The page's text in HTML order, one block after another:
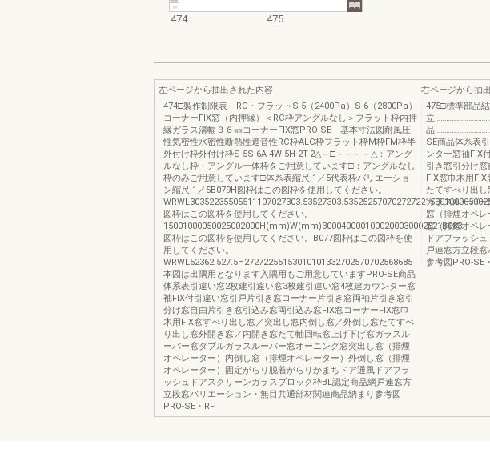
474 475
左ページから抽出された内容
474□製作制限表 RC・フラットS-5（2400Pa）S-6（2800Pa）
コーナーFIX窓（内押縁）＜RC枠アングルなし＞フラット枠内押
縁ガラス溝幅３６㎜コーナーFIX窓PRO-SE 基本寸法図耐風圧
性気密性水密性断熱性遮音性RC枠ALC枠フラット枠M枠FM枠半
外付け枠外付け枠S-5S-6A-4W-5H-2T-2△－□－－－－△：アング
ルなし枠・アングル一体枠をご用意しています□：アングルなし
枠のみご用意しています□体系表縮尺:1／5代表枠バリエーショ
ン縮尺:1／5B079H図枠はこの図枠を使用してください。
図枠はこの図枠を使用してください。
15001000050025002000H(mm)W(mm)3000400001000200030002621B083
図枠はこの図枠を使用してください。B077図枠はこの図枠を使
用してください。
WRWL52362.527.5H27272255153010101332702570702568685
本図は出隅用となります入隅用もご用意していますPRO-SE商品
体系表引違い窓2枚建引違い窓3枚建引違い窓4枚建カウンター窓
袖FIX付引違い窓引戸片引き窓コーナー片引き窓両袖片引き窓引
分け窓自由片引き窓引込み窓両引込み窓FIX窓コーナーFIX窓巾
木用FIX窓すべり出し窓／突出し窓内倒し窓／外倒し窓たてすべ
り出し窓外開き窓／内開き窓たて軸回転窓上げ下げ窓ガラスル
ーバー窓ダブルガラスルーバー窓オーニング窓突出し窓（排煙
オペレーター）内倒し窓（排煙オペレーター）外倒し窓（排煙
オペレーター）固定がらり脱着がらりかまちドア通風ドアフラ
ッシュドアスクリーンガラスブロック枠BL認定商品網戸連窓方
立段窓バリエーション・無目共通部材関連商品納まり参考図
PRO-SE・RF
右ページから抽
475□標準部品
立
品
SE商品体系表
ンター窓袖FIX
引き窓引分け
FIX窓巾木用
たてすべり出
ガラスルーバ
窓（排煙オペ
窓（排煙オペ
ドアフラッシ
戸連窓方立段
参考図PRO-SE